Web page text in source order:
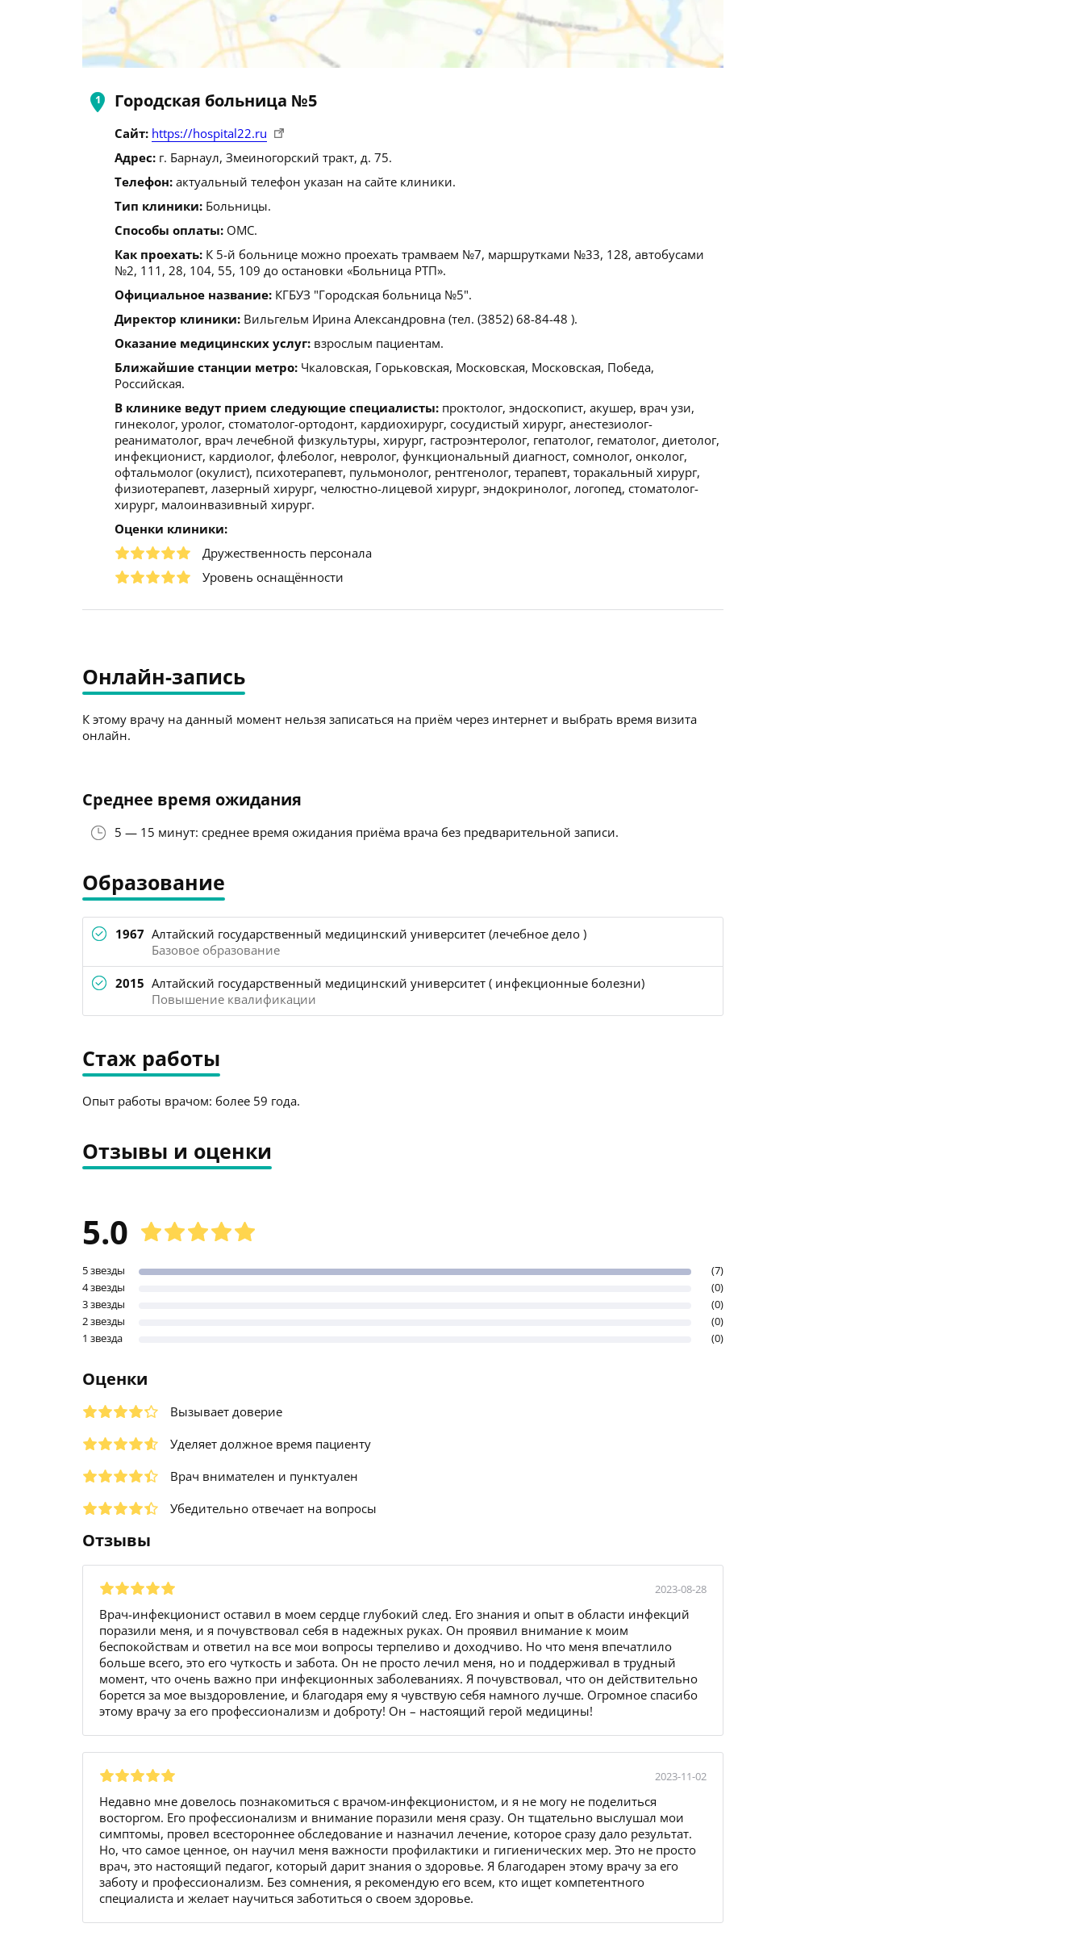
Городская больница №5
Сайт: https://hospital22.ru
Адрес: г. Барнаул, Змеиногорский тракт, д. 75.
Телефон: актуальный телефон указан на сайте клиники.
Тип клиники: Больницы.
Способы оплаты: ОМС.
Как проехать: К 5-й больнице можно проехать трамваем №7, маршрутками №33, 128, автобусами
№2, 111, 28, 104, 55, 109 до остановки «Больница РТП».
Официальное название: КГБУЗ "Городская больница №5".
Директор клиники: Вильгельм Ирина Александровна (тел. (3852) 68-84-48 ).
Оказание медицинских услуг: взрослым пациентам.
Ближайшие станции метро: Чкаловская, Горьковская, Московская, Московская, Победа,
Российская.
В клинике ведут прием следующие специалисты: проктолог, эндоскопист, акушер, врач узи,
гинеколог, уролог, стоматолог-ортодонт, кардиохирург, сосудистый хирург, анестезиолог-
реаниматолог, врач лечебной физкультуры, хирург, гастроэнтеролог, гепатолог, гематолог, диетолог,
инфекционист, кардиолог, флеболог, невролог, функциональный диагност, сомнолог, онколог,
офтальмолог (окулист), психотерапевт, пульмонолог, рентгенолог, терапевт, торакальный хирург,
физиотерапевт, лазерный хирург, челюстно-лицевой хирург, эндокринолог, логопед, стоматолог-
хирург, малоинвазивный хирург.
Оценки клиники:
Дружественность персонала
Уровень оснащённости
Онлайн-запись
К этому врачу на данный момент нельзя записаться на приём через интернет и выбрать время визита
онлайн.
Среднее время ожидания
5 — 15 минут: среднее время ожидания приёма врача без предварительной записи.
Образование
1967 Алтайский государственный медицинский университет (лечебное дело )
Базовое образование
2015 Алтайский государственный медицинский университет ( инфекционные болезни)
Повышение квалификации
Стаж работы
Опыт работы врачом: более 59 года.
Отзывы и оценки
5.0
5 звезды
(7)
4 звезды
(0)
3 звезды
(0)
2 звезды
(0)
1 звезда
(0)
Оценки
Вызывает доверие
Уделяет должное время пациенту
Врач внимателен и пунктуален
Убедительно отвечает на вопросы
Отзывы
2023-08-28
Врач-инфекционист оставил в моем сердце глубокий след. Его знания и опыт в области инфекций
поразили меня, и я почувствовал себя в надежных руках. Он проявил внимание к моим
беспокойствам и ответил на все мои вопросы терпеливо и доходчиво. Но что меня впечатлило
больше всего, это его чуткость и забота. Он не просто лечил меня, но и поддерживал в трудный
момент, что очень важно при инфекционных заболеваниях. Я почувствовал, что он действительно
борется за мое выздоровление, и благодаря ему я чувствую себя намного лучше. Огромное спасибо
этому врачу за его профессионализм и доброту! Он – настоящий герой медицины!
2023-11-02
Недавно мне довелось познакомиться с врачом-инфекционистом, и я не могу не поделиться
восторгом. Его профессионализм и внимание поразили меня сразу. Он тщательно выслушал мои
симптомы, провел всестороннее обследование и назначил лечение, которое сразу дало результат.
Но, что самое ценное, он научил меня важности профилактики и гигиенических мер. Это не просто
врач, это настоящий педагог, который дарит знания о здоровье. Я благодарен этому врачу за его
заботу и профессионализм. Без сомнения, я рекомендую его всем, кто ищет компетентного
специалиста и желает научиться заботиться о своем здоровье.